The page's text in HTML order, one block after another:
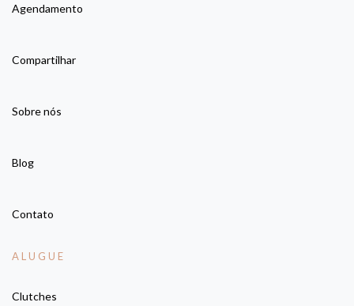
Agendamento
Compartilhar
Sobre nós
Blog
Contato
ALUGUE
Clutches